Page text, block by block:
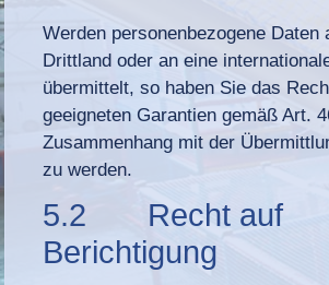
Werden personenbezogene Daten
Drittland oder an eine
übermittelt, so haben Sie das
geeigneten Garantien gemäß Art.
Zusammenhang mit der
zu werden.
5.2 Recht auf
Berichtigung